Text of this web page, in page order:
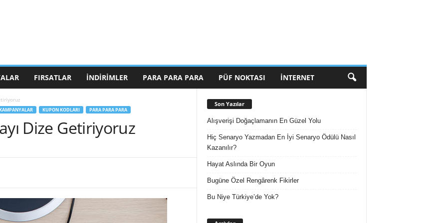
FIRSATLAR İNDIRIMLER PARA PARA PARA PÜF NOKTASI İNTERNET
KUPON KODLARI PARA PARA PARA
Dize Getiriyoruz
Son Yazılar
Alışverişi Doğaçlamanın En Güzel Yolu
Hiç Senaryo Yazmadan En İyi Senaryo Ödülü Nasıl
Kazanılır?
Hayat Aslında Bir Oyun
Bugüne Özel Rengârenk Fikirler
Bu Niye Türkiye’de Yok?